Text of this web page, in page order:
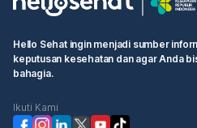
Hello Sehat ingin menjadi sumber
keputusan kesehatan dan agar Anda
bahagia.
Ikuti Kami